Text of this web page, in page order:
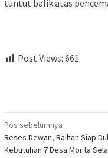
tuntut balik atas
Post Views: 661
Navigasi
pos
Pos sebelumnya
Reses Dewan, Raihan Siap
Kebutuhan 7 Desa Monta